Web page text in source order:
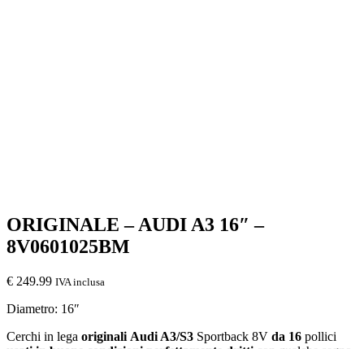
ORIGINALE – AUDI A3 16″ –
8V0601025BM
€ 249.99 IVA inclusa
Diametro: 16″
Cerchi in lega originali Audi A3/S3 Sportback 8V da 16 pollici